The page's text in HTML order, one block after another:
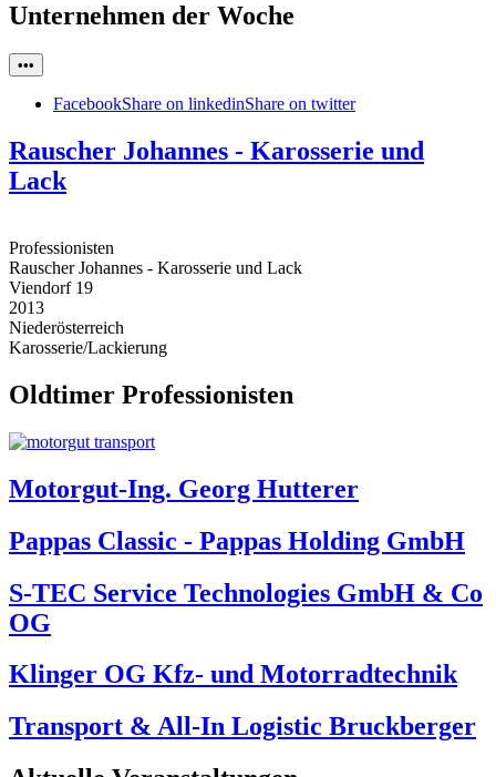
Unternehmen der Woche
•••
FacebookShare on linkedinShare on twitter
Rauscher Johannes - Karosserie und
Lack
Professionisten
Rauscher Johannes - Karosserie und Lack
Viendorf 19
2013
Niederösterreich
Karosserie/Lackierung
Oldtimer Professionisten
Motorgut-Ing. Georg Hutterer
Pappas Classic - Pappas Holding GmbH
S-TEC Service Technologies GmbH & Co
OG
Klinger OG Kfz- und Motorradtechnik
Transport & All-In Logistic Bruckberger